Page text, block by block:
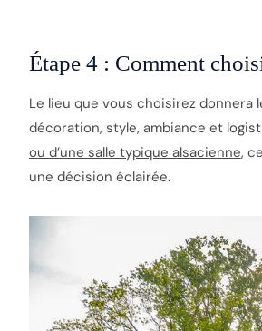
Étape 4 : Comment
Le lieu que vous choisirez
décoration, style, ambiance et
ou d’une salle typique alsacienne,
une décision éclairée.